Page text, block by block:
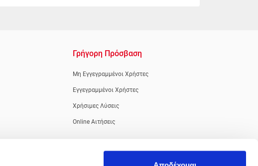
Γρήγορη Πρόσβαση
Μη Εγγεγραμμένοι Χρήστες
Εγγεγραμμένοι Χρήστες
Χρήσιμες Λύσεις
Online Αιτήσεις